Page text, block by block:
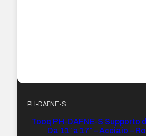
PH-DAFNE-S
Tooq PH-DAFNE-S Supporto
Da 11″ a 17″ – Acciaio –